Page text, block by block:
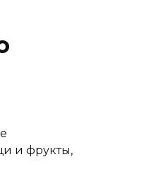
и фрукты,